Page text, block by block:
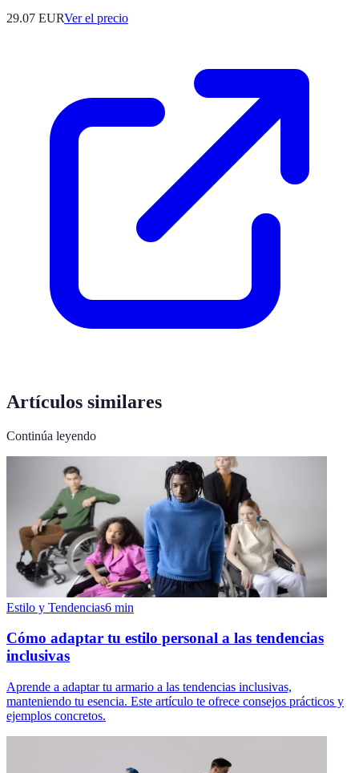
29.07 EURVer el precio
Artículos similares
Continúa leyendo
Estilo y Tendencias6 min
Cómo adaptar tu estilo personal a las tendencias
inclusivas
Aprende a adaptar tu armario a las tendencias inclusivas,
manteniendo tu esencia. Este artículo te ofrece consejos prácticos y
ejemplos concretos.